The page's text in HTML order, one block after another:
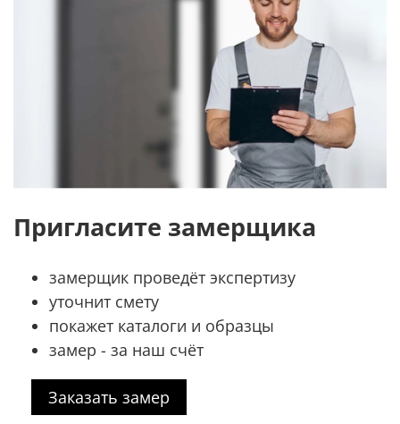
Пригласите замерщика
замерщик проведёт экспертизу
уточнит смету
покажет каталоги и образцы
замер - за наш счёт
Заказать замер